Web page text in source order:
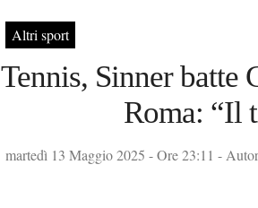
Altri sport
Tennis, Sinner batte
Roma: “Il
martedì 13 Maggio 2025 - Ore 23:11 -